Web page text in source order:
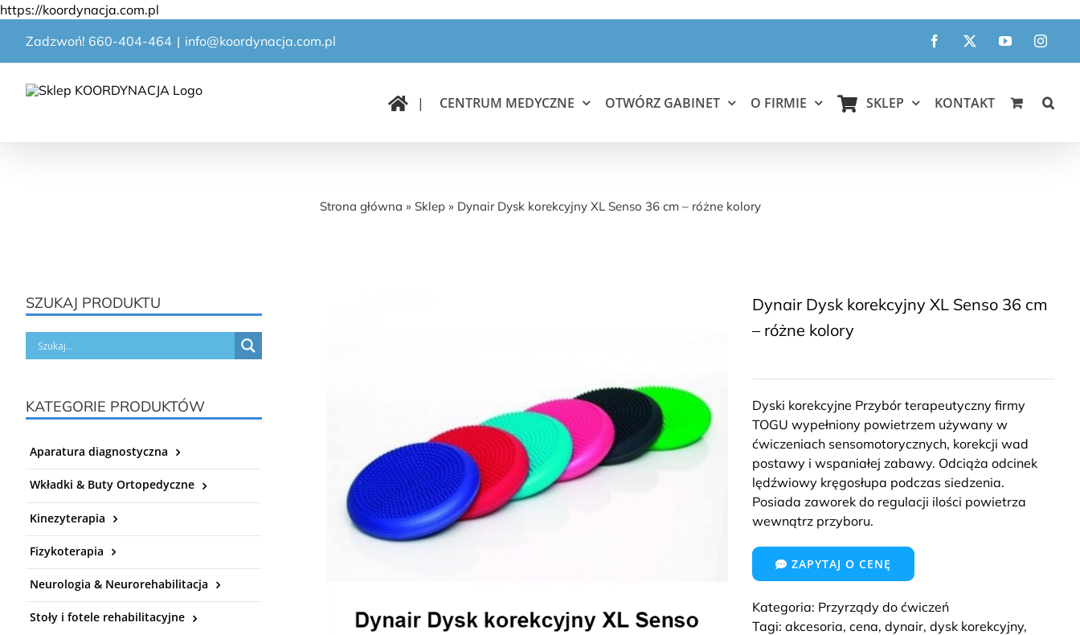
https://koordynacja.com.pl
zawartości
Zadzwoń! 660-404-464 | info@koordynacja.com.pl Facebook
X YouTube
| CENTRUM MEDYCZNE OTWÓRZ GABINET O FIRMIE SKLEP KONTAKT
Strona główna » Sklep» Dynair Dysk korekcyjny XL Senso 36 cm – różne kolory
Dynair Dysk korekcyjny XL Senso 36 cm
– różne kolory
Dyski korekcyjne Przybór terapeutyczny firmy
TOGU wypełniony powietrzem używany w
ćwiczeniach sensomotorycznych, korekcji wad
postawy i wspaniałej zabawy. Odciąża odcinek
lędźwiowy kręgosłupa podczas siedzenia.
Posiada zaworek do regulacji ilości powietrza
wewnątrz przyboru.
ZAPYTAJ O CENĘ
Kategoria: Przyrządy do ćwiczeń
Tagi:akcesoria,cena,dynair,dysk korekcyjny,
SZUKAJ PRODUKTU
KATEGORIE PRODUKTÓW
Aparatura diagnostyczna
Wkładki & Buty Ortopedyczne
Kinezyterapia
Fizykoterapia
Neurologia & Neurorehabilitacja
Stoły i fotele rehabilitacyjne